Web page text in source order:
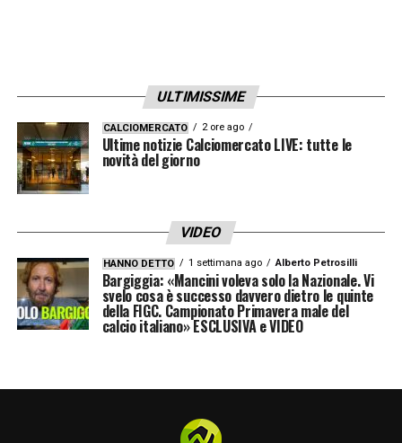
RaiPlay, per non perdere neppure un minuto
dell’esordio azzurro agli Europei. L’incontro
rappresenta anche un primo vero banco di
prova per valutare lo stato di forma delle
italiana in questo Europeo. La sfida contro il
Belgio sarà decisiva per indirizzare da subito
il cammino nel girone.
ULTIMISSIME
CALCIOMERCATO 2 ore ago
Ultime notizie Calciomercato LIVE: tutte le
novità del giorno
VIDEO
HANNO DETTO 1 settimana ago Alberto Petrosilli
Bargiggia: «Mancini voleva solo la Nazionale. Vi
svelo cosa è successo davvero dietro le quinte
della FIGC. Campionato Primavera male del
calcio italiano» ESCLUSIVA e VIDEO